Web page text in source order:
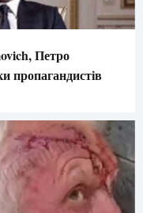
Петро
пропагандистів